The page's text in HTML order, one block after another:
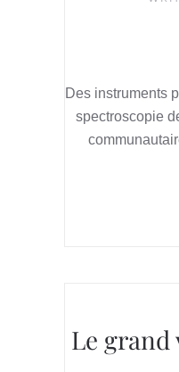
Des instruments
spectroscopie
Le grand